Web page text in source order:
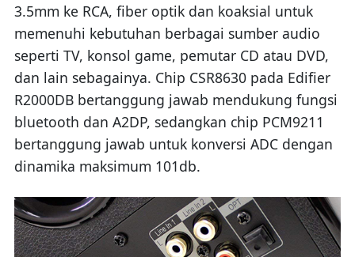
3.5mm ke RCA, fiber optik dan koaksial untuk
memenuhi kebutuhan berbagai sumber audio
seperti TV, konsol game, pemutar CD atau DVD,
dan lain sebagainya. Chip CSR8630 pada Edifier
R2000DB bertanggung jawab mendukung fungsi
bluetooth dan A2DP, sedangkan chip PCM9211
bertanggung jawab untuk konversi ADC dengan
dinamika maksimum 101db.